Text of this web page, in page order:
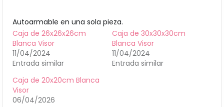
Autoarmable en una sola pieza.
Caja de 26x26x26cm
Blanca Visor
11/04/2024
Entrada similar
Caja de 30x30x30cm
Blanca Visor
11/04/2024
Entrada similar
Caja de 20x20cm Blanca
Visor
06/04/2026